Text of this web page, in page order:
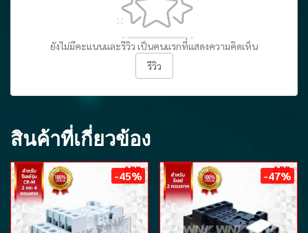
ยังไม่มีคะแนนและรีวิว เป็นคนแรกที่แสดงความคิดเห็น
รีวิว
สินค้าที่เกี่ยวข้อง
-45% -47%